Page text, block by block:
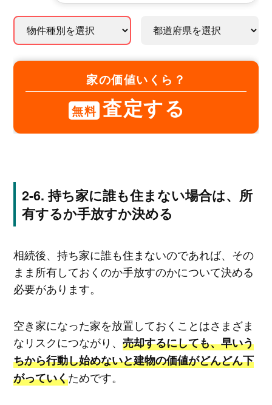
家の価値いくら？
無料 査定する
持ち家に誰も住まない場合は、所
有するか手放すか決める
相続後、持ち家に誰も住まないのであれば、その
まま所有しておくのか手放すのかについて決める
必要があります。
空き家になった家を放置しておくことはさまざま
なリスクにつながり、 売却するにしても、早いう
ちから行動し始めないと建物の価値がどんどん下
がっていくためです。